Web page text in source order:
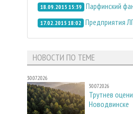
18.09.2015 15:39 Парфинский
17.02.2015 18:02 Предприятия
НОВОСТИ ПО ТЕМЕ
30.07.2026
30.07.2026
Трутнев
Новодвинске